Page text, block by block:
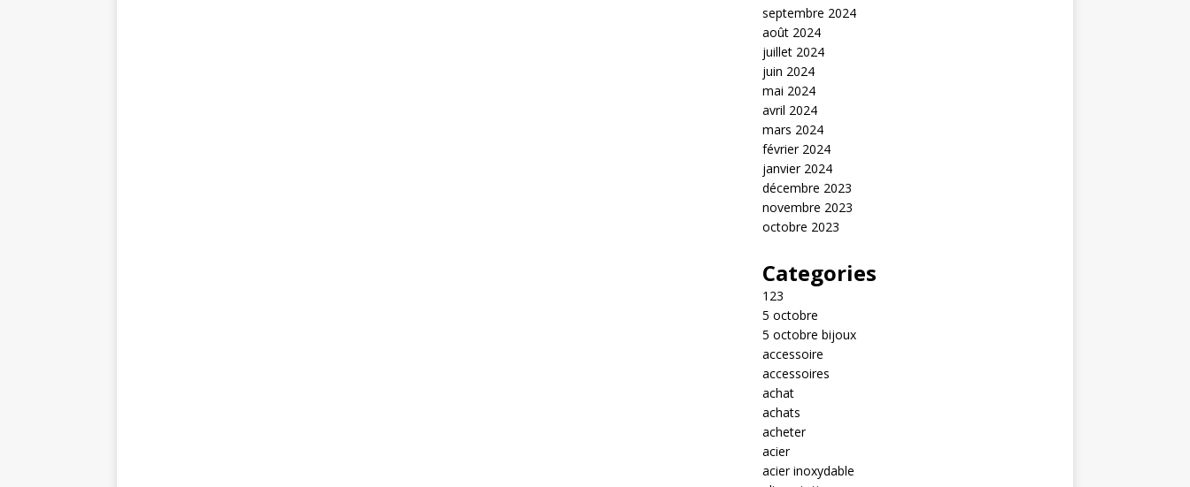
septembre 2024
août 2024
juillet 2024
juin 2024
mai 2024
avril 2024
mars 2024
février 2024
janvier 2024
décembre 2023
novembre 2023
octobre 2023
Categories
123
5 octobre
5 octobre bijoux
accessoire
accessoires
achat
achats
acheter
acier
acier inoxydable